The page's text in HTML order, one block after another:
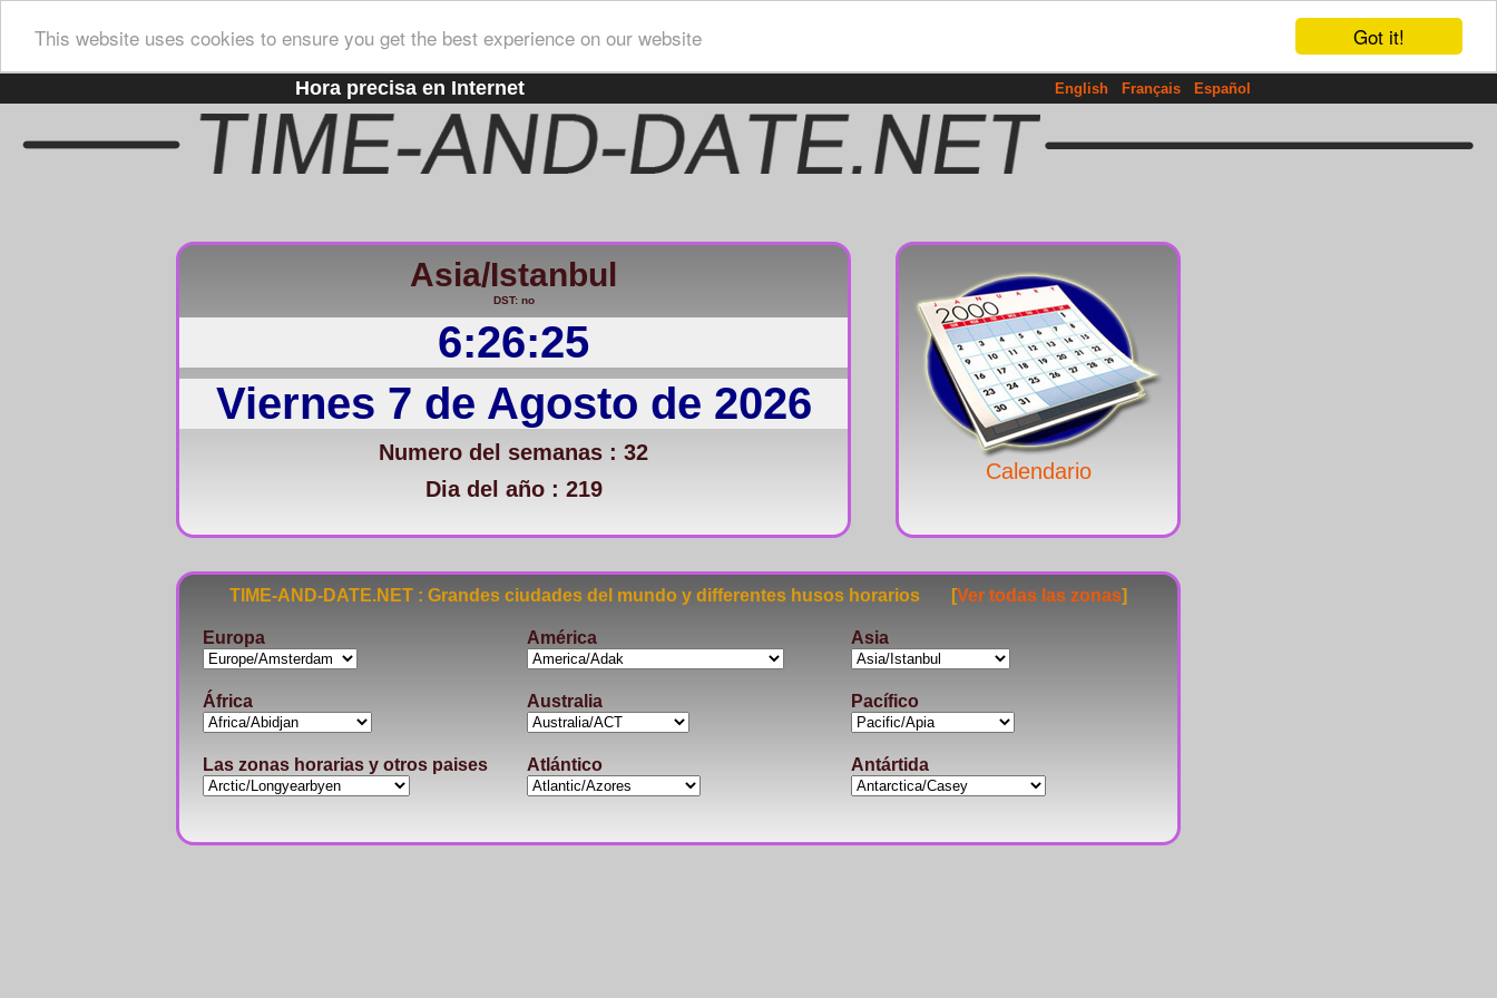
Got it!
This website uses cookies to ensure you get the best experience on our website
Hora precisa en Internet English Français Español
Asia/Istanbul
DST: no
6:26:25
Viernes 7 de Agosto de 2026
Numero del semanas : 32
Dia del año : 219
Calendario
TIME-AND-DATE.NET : Grandes ciudades del mundo y differentes husos horarios [Ver todas las zonas]
Europa América Asia
África Australia Pacífico
Las zonas horarias y otros paises Atlántico Antártida